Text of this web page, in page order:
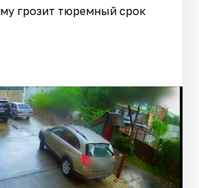
грозит тюремный срок